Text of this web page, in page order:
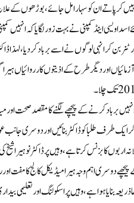
پاتے ان کو سہارا مل جائے، بوڑھوں کے علاج
مدد مل جائیگی۔ 2008 سے اپنی پارٹنر شپ کیلئے اسد اویسی اینڈ کمپنی نے
بن کر انہی لوگوں نے اسے برباد کردیا، لہذا
اور دیگر طرح کے اذیتوں کارروائیاں
برباد کرنے کے پیچھے لگنے کا مقصد صحت اور
ایک طرف طلبا کو ڈاکٹر بنائیں اوردوسری جانب
کا بزنس کرتا ہے، وہیں پر ڈاکٹر نوہیرا شیخ
اہم وجہ ہیرا میڈیکل کالج کا مفت اور
ذریعہ بنایا ہوا ہے، وہیں پر اسکولنگ اور